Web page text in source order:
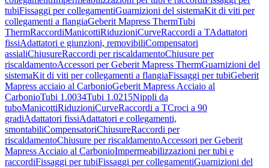
tubiFissaggi per collegamentiGuarnizioni del sistemaKit di viti per
collegamenti a flangiaGeberit Mapress ThermTubi
ThermRaccordiManicottiRiduzioniCurveRaccordi a TAdattatori
fissiAdattatori e giunzioni, removibiliCompensatori
assialiChiusureRaccordi per riscaldamentoChiusure per
riscaldamentoAccessori per Geberit Mapress ThermGuarnizioni del
sistemaKit di viti per collegamenti a flangiaFissaggi per tubiGeberit
Mapress acciaio al CarbonioGeberit Mapress Acciaio al
CarbonioTubi 1.0034Tubi 1.0215Nippli da
tuboManicottiRiduzioniCurveRaccordi a TCroci a 90
gradiAdattatori fissiAdattatori e collegamenti,
smontabiliCompensatoriChiusureRaccordi per
riscaldamentoChiusure per riscaldamentoAccessori per Geberit
Mapress Acciaio al CarbonioImpermeabilizzazioni per tubi e
raccordiFissaggi per tubiFissaggi per collegamentiGuarnizioni del